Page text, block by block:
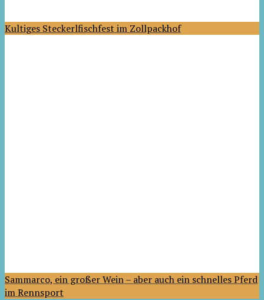
Kultiges Steckerlfischfest im Zollpackhof
Sammarco, ein großer Wein – aber auch ein schnelles Pferd
im Rennsport